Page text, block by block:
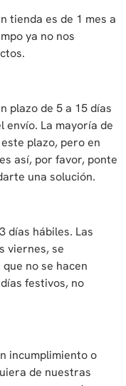
tienda es de 1 mes a
ya no nos
plazo de 5 a 15 días
envío. La mayoría de
plazo, pero en
así, por favor, ponte
una solución.
días hábiles. Las
viernes, se
no se hacen
festivos, no
incumplimiento o
de nuestras